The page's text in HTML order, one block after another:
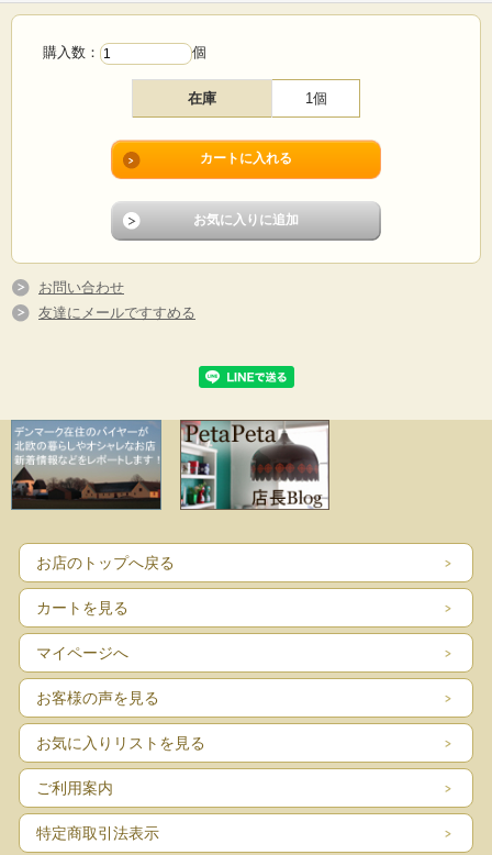
デンマーク、Sparkassen SKSのノベルティ貯金箱です。モチーフは鳥の坊や。ク
リっとした瞳と赤い洋服が可愛いですね。フィンランドで作られた貯金箱をデン
マークの銀行がお客様に配ったノベルティですので、コレクションにもおススメ
です。1970年代のノスタルジックな貯金箱です。
■年代 ：1970年代
■サイズ ：横幅9.5cm、高さ15.5cm
■コンディション：全体的に汚れや色あせなど、ヴィンテージ雑貨らしい雰囲気が
購入数： 個
在庫 1個
お問い合わせ
友達にメールですすめる
お店のトップへ戻る
カートを見る
マイページへ
お客様の声を見る
お気に入りリストを見る
ご利用案内
特定商取引法表示